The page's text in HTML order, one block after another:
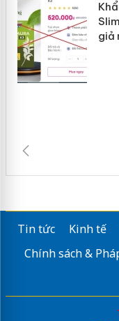
Tin tức Kinh tế
Chính sách &